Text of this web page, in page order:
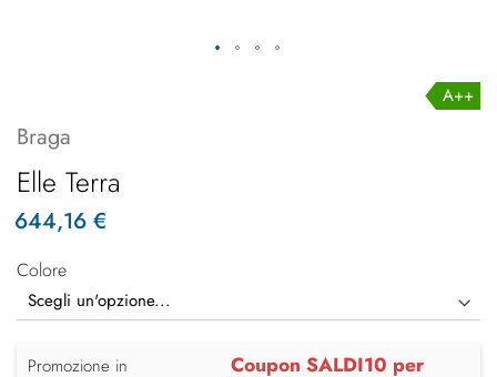
A++
Braga
Elle Terra
644,16 €
Colore
Promozione in
Coupon SALDI10 per